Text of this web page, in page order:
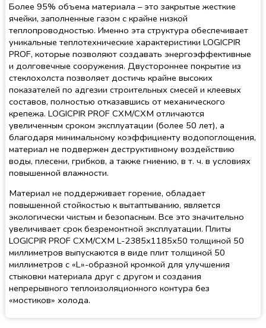
Более 95% объема материала – это закрытые жесткие
ячейки, заполненные газом с крайне низкой
теплопроводностью. Именно эта структура обеспечивает
уникальные теплотехнические характеристики LOGICPIR
PROF, которые позволяют создавать энергоэффективные
и долговечные сооружения. Двустороннее покрытие из
стеклохолста позволяет достичь крайне высоких
показателей по адгезии строительных смесей и клеевых
составов, полностью отказавшись от механического
крепежа. LOGICPIR PROF СХМ/СХМ отличаются
увеличенным сроком эксплуатации (более 50 лет), а
благодаря минимальному коэффициенту водопоглощения,
материал не подвержен деструктивному воздействию
воды, плесени, грибков, а также гниению, в т. ч. в условиях
повышенной влажности.
Материал не поддерживает горение, обладает
повышенной стойкостью к вытаптыванию, является
экологически чистым и безопасным. Все это значительно
увеличивает срок безремонтной эксплуатации. Плиты
LOGICPIR PROF СХМ/СХМ L-2385х1185х50 толщиной 50
миллиметров выпускаются в виде плит толщиной 50
миллиметров с «L»-образной кромкой для улучшения
стыковки материала друг с другом и создания
непрерывного теплоизоляционного контура без
«мостиков» холода.